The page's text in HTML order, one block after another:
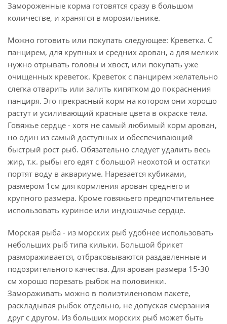
Замороженные корма готовятся сразу в большом
количестве, и хранятся в морозильнике.
Можно готовить или покупать следующее: Креветка. С
панцирем, для крупных и средних арован, а для мелких
нужно отрывать головы и хвост, или покупать уже
очищенных креветок. Креветок с панцирем желательно
слегка отварить или залить кипятком до покраснения
панциря. Это прекрасный корм на котором они хорошо
растут и усиливающий красные цвета в окраске тела.
Говяжье сердце - хотя не самый любимый корм арован,
но один из самый доступных и обеспечивающий
быстрый рост рыб. Обязательно следует удалить весь
жир, т.к. рыбы его едят с большой неохотой и остатки
портят воду в аквариуме. Нарезается кубиками,
размером 1см для кормления арован среднего и
крупного размера. Кроме говяжьего предпочтительнее
использовать куриное или индюшачье сердце.
Морская рыба - из морских рыб удобнее использовать
небольших рыб типа кильки. Большой брикет
размораживается, отбраковываются раздавленные и
подозрительного качества. Для арован размера 15-30
см хорошо порезать рыбок на половинки.
Замораживать можно в полиэтиленовом пакете,
раскладывая рыбок отдельно, не допуская смерзания
друг с другом. Из больших морских рыб может быть